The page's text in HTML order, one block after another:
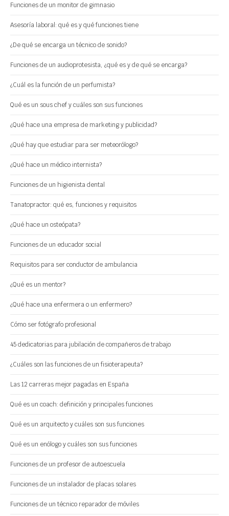
Funciones de un monitor de gimnasio
Asesoría laboral: qué es y qué funciones tiene
¿De qué se encarga un técnico de sonido?
Funciones de un audioprotesista, ¿qué es y de qué se encarga?
¿Cuál es la función de un perfumista?
Qué es un sous chef y cuáles son sus funciones
¿Qué hace una empresa de marketing y publicidad?
¿Qué hay que estudiar para ser meteorólogo?
¿Qué hace un médico internista?
Funciones de un higienista dental
Tanatopractor: qué es, funciones y requisitos
¿Qué hace un osteópata?
Funciones de un educador social
Requisitos para ser conductor de ambulancia
¿Qué es un mentor?
¿Qué hace una enfermera o un enfermero?
Cómo ser fotógrafo profesional
45 dedicatorias para jubilación de compañeros de trabajo
¿Cuáles son las funciones de un fisioterapeuta?
Las 12 carreras mejor pagadas en España
Qué es un coach: definición y principales funciones
Qué es un arquitecto y cuáles son sus funciones
Qué es un enólogo y cuáles son sus funciones
Funciones de un profesor de autoescuela
Funciones de un instalador de placas solares
Funciones de un técnico reparador de móviles